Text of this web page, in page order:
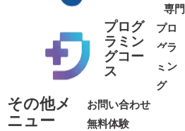
専門
プログ
ラミン
グコー
ス
プロ
グラ
ミン
グ
➜➜
その他メ
ニュー
お問い合わせ
無料体験